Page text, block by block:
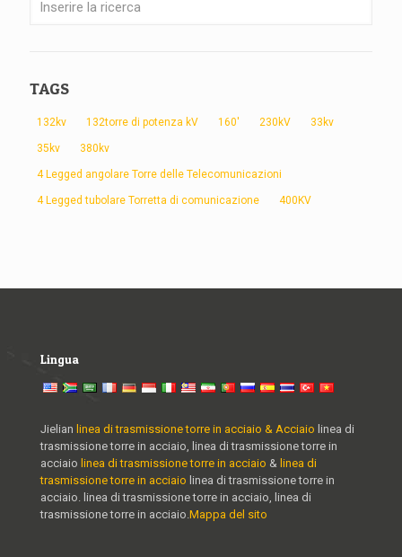
TAGS
132kv 132torre di potenza kV 160' 230kV 33kv
35kv 380kv
4 Legged angolare Torre delle Telecomunicazioni
4 Legged tubolare Torretta di comunicazione 400KV
Lingua
Jielian linea di trasmissione torre in acciaio & Acciaio linea di
trasmissione torre in acciaio, linea di trasmissione torre in
acciaio linea di trasmissione torre in acciaio & linea di
trasmissione torre in acciaio linea di trasmissione torre in
acciaio. linea di trasmissione torre in acciaio, linea di
trasmissione torre in acciaio. Mappa del sito